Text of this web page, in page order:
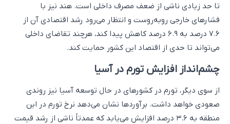
تا حد زیادی ناشی از ضعف مصرف داخلی است. هند نیز با
فشارهای خارجی روبه‌روست و انتظار می‌رود رشد اقتصادی آن از
۷.۶ درصد به ۶.۹ درصد کاهش پیدا کند، هرچند تقاضای داخلی
می‌تواند تا حدی از اقتصاد این کشور حمایت کند.
چشم‌انداز افزایش تورم در آسیا
از سوی دیگر، تورم در کشورهای در حال توسعه آسیا نیز روندی
صعودی خواهد داشت. برآوردها نشان می‌دهد نرخ تورم در این
منطقه به ۳.۶ درصد افزایش می‌یابد که عمدتاً ناشی از رشد قیمت